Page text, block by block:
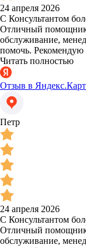
24 апреля 2026
С Консультантом
Отличный помощник
обслуживание,
помочь. Рекомендую
Читать полностью
Отзыв в
Петр
24 апреля 2026
С Консультантом
Отличный помощник
обслуживание,